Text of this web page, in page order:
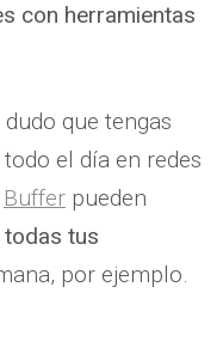
con herramientas
que tengas
el día en redes
Buffer pueden
tus
por ejemplo.